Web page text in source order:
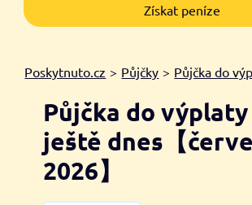
Získat peníze
Poskytnuto.cz > Půjčky > Půjčka do
Půjčka do
ještě dnes【
2026】